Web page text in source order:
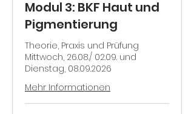
Modul 3: BKF Haut und
Pigmentierung
Theorie, Praxis und Prüfung
Mittwoch, 26.08./ 02.09. und
Dienstag, 08.09.2026
Mehr Informationen